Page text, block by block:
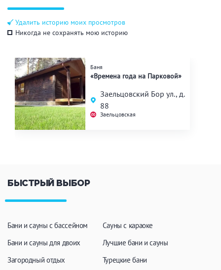
Удалить историю моих просмотров
Никогда не сохранять мою историю
Баня
«Времена года на Парковой»
Заельцовский Бор ул., д.
88
Заельцовская
БЫСТРЫЙ ВЫБОР
Бани и сауны с бассейном
Бани и сауны для двоих
Загородный отдых
Сауны с караоке
Лучшие бани и сауны
Турецкие бани